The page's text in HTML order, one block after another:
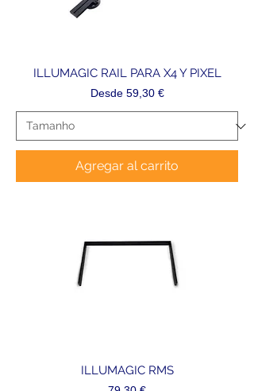
ILLUMAGIC RAIL PARA X4 Y PIXEL
Desde 59,30 €
Precio de oferta
Agregar al carrito
ILLUMAGIC RMS